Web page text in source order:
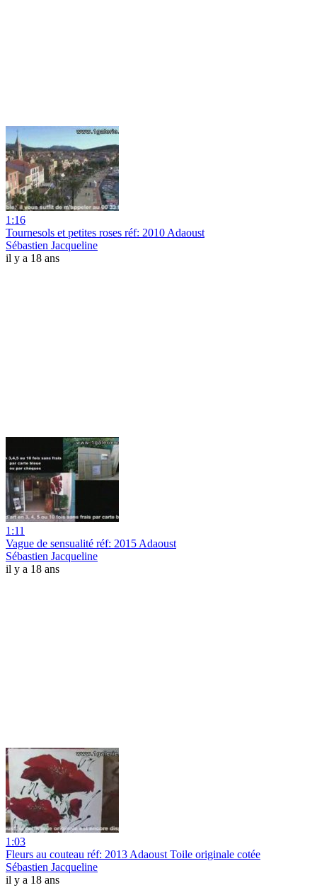
1:16
Tournesols et petites roses réf: 2010 Adaoust
Sébastien Jacqueline
il y a 18 ans
1:11
Vague de sensualité réf: 2015 Adaoust
Sébastien Jacqueline
il y a 18 ans
1:03
Fleurs au couteau réf: 2013 Adaoust Toile originale cotée
Sébastien Jacqueline
il y a 18 ans